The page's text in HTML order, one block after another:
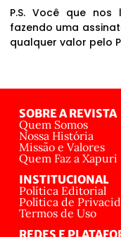
P.S. Você que
fazendo uma
qualquer valor pelo
SOBRE A REVISTA
Quem Somos
Nossa História
Missão e Valores
Quem Faz a Xapuri
INSTITUCIONAL
Política Editorial
Política de
Termos de Uso
REDES E